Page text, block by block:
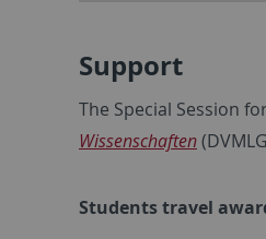
Support
The Special Session
Wissenschaften
Students travel